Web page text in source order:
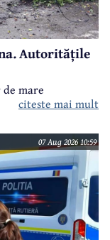
Autoritățile
mare
citeste mai mult
07 Aug 2026 10:59